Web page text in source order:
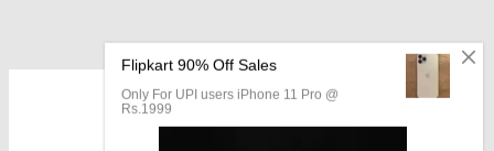
OUR LOCATION: